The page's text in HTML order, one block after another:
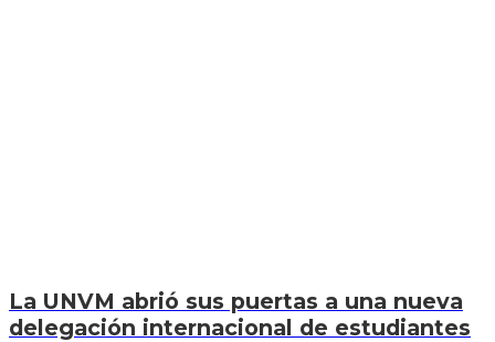
La UNVM abrió sus puertas a una nueva
delegación internacional de estudiantes